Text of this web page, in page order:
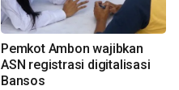
Pemkot Ambon wajibkan
ASN registrasi digitalisasi
Bansos